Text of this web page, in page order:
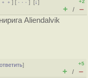
] [ · · ·][↓]
+2
+ / –
Aliendalvik
ответить]
+5
+ / –